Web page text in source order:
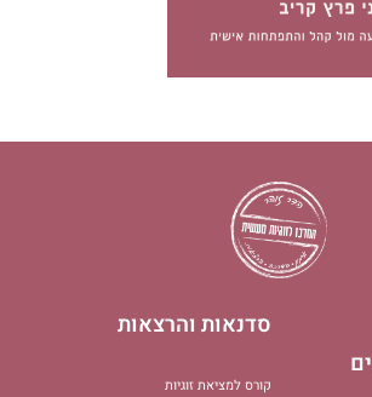
סדנאות והרצאות
קורס למציאת זוגיות